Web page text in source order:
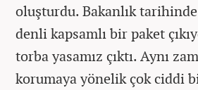
oluşturdu. Bakanlık
denli kapsamlı bir paket
torba yasamız çıktı. Aynı
korumaya yönelik çok ciddi